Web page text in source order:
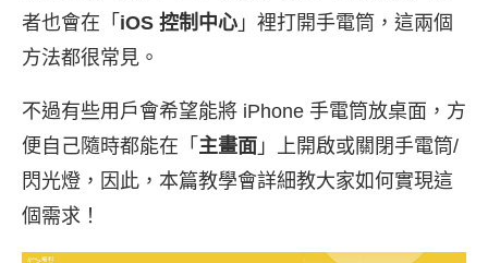
者也會在「 iOS 控制中心 」裡打開手電筒，這兩個
方法都很常見。
不過有些用戶會希望能將 iPhone 手電筒放桌面，方
便自己隨時都能在「 主畫面 」上開啟或關閉手電筒/
閃光燈，因此，本篇教學會詳細教大家如何實現這
個需求！